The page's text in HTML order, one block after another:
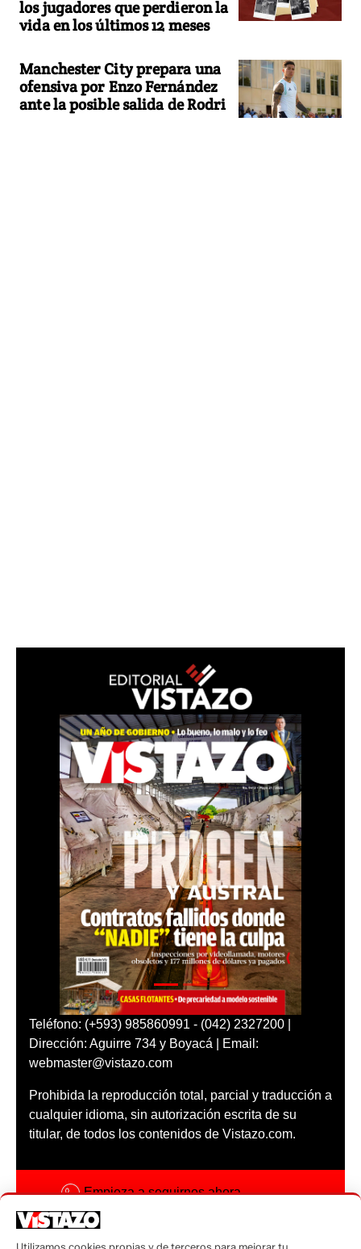
los jugadores que perdieron la
vida en los últimos 12 meses
Manchester City prepara una
ofensiva por Enzo Fernández
ante la posible salida de Rodri
Teléfono: (+593) 985860991 - (042) 2327200 |
Dirección: Aguirre 734 y Boyacá | Email:
webmaster@vistazo.com
Prohibida la reproducción total, parcial y traducción a
cualquier idioma, sin autorización escrita de su
titular, de todos los contenidos de Vistazo.com.
Empieza a seguirnos ahora